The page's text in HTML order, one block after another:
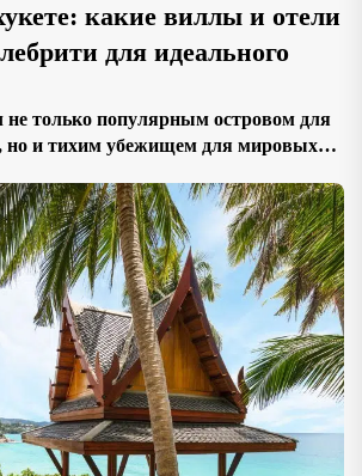
какие виллы и отели
для идеального
не только популярным островом для
но и тихим убежищем для мировых
на закрытых бухтах расположены
конфиденциальность, а вдоль
районы, которые за глаза называют
Здесь отдыхают актёры и
и бизнесмены, инфлюенсеры и